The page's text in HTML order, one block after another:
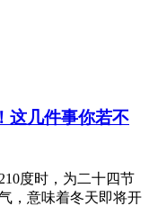
这几件事你若不
度时，为二十四节
，意味着冬天即将开